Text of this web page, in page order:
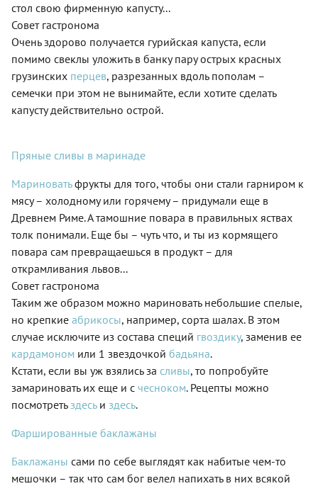
стол свою фирменную капусту...
Совет гастронома
Очень здорово получается гурийская капуста, если
помимо свеклы уложить в банку пару острых красных
грузинских перцев, разрезанных вдоль пополам –
семечки при этом не вынимайте, если хотите сделать
капусту действительно острой.
Пряные сливы в маринаде
Мариноватьфрукты для того, чтобы они стали гарниром к
мясу – холодному или горячему – придумали еще в
Древнем Риме. А тамошние повара в правильных яствах
толк понимали. Еще бы – чуть что, и ты из кормящего
повара сам превращаешься в продукт – для
открамливания львов...
Совет гастронома
Таким же образом можно мариновать небольшие спелые,
но крепкие абрикосы, например, сорта шалах. В этом
случае исключите из состава специй гвоздику, заменив ее
кардамоном или 1 звездочкой бадьяна.
Кстати, если вы уж взялись за сливы, то попробуйте
замариновать их еще и с чесноком. Рецепты можно
посмотретьздесьи здесь.
Фаршированные баклажаны
Баклажаны сами по себе выглядят как набитые чем-то
мешочки – так что сам бог велел напихать в них всякой